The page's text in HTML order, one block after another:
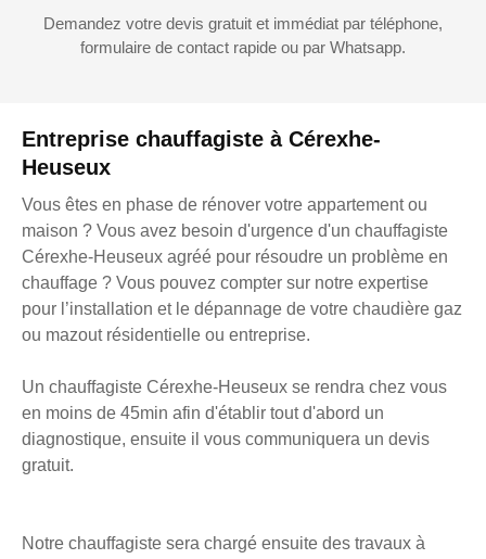
Entreprise chauffagiste à Cérexhe-
Heuseux
Vous êtes en phase de rénover votre appartement ou
maison ? Vous avez besoin d'urgence d'un chauffagiste
Cérexhe-Heuseux agréé pour résoudre un problème en
chauffage ? Vous pouvez compter sur notre expertise
pour l’installation et le dépannage de votre chaudière gaz
ou mazout résidentielle ou entreprise.
Un chauffagiste Cérexhe-Heuseux se rendra chez vous
en moins de 45min afin d'établir tout d'abord un
diagnostique, ensuite il vous communiquera un devis
gratuit.
Notre chauffagiste sera chargé ensuite des travaux à
Demandez votre devis gratuit et immédiat par téléphone,
formulaire de contact rapide ou par Whatsapp.